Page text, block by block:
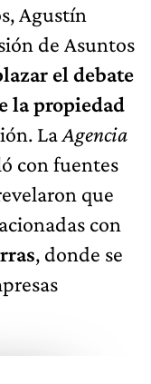
Agustín
de Asuntos
el debate
la propiedad
LaAgencia
con fuentes
que
con
, donde se